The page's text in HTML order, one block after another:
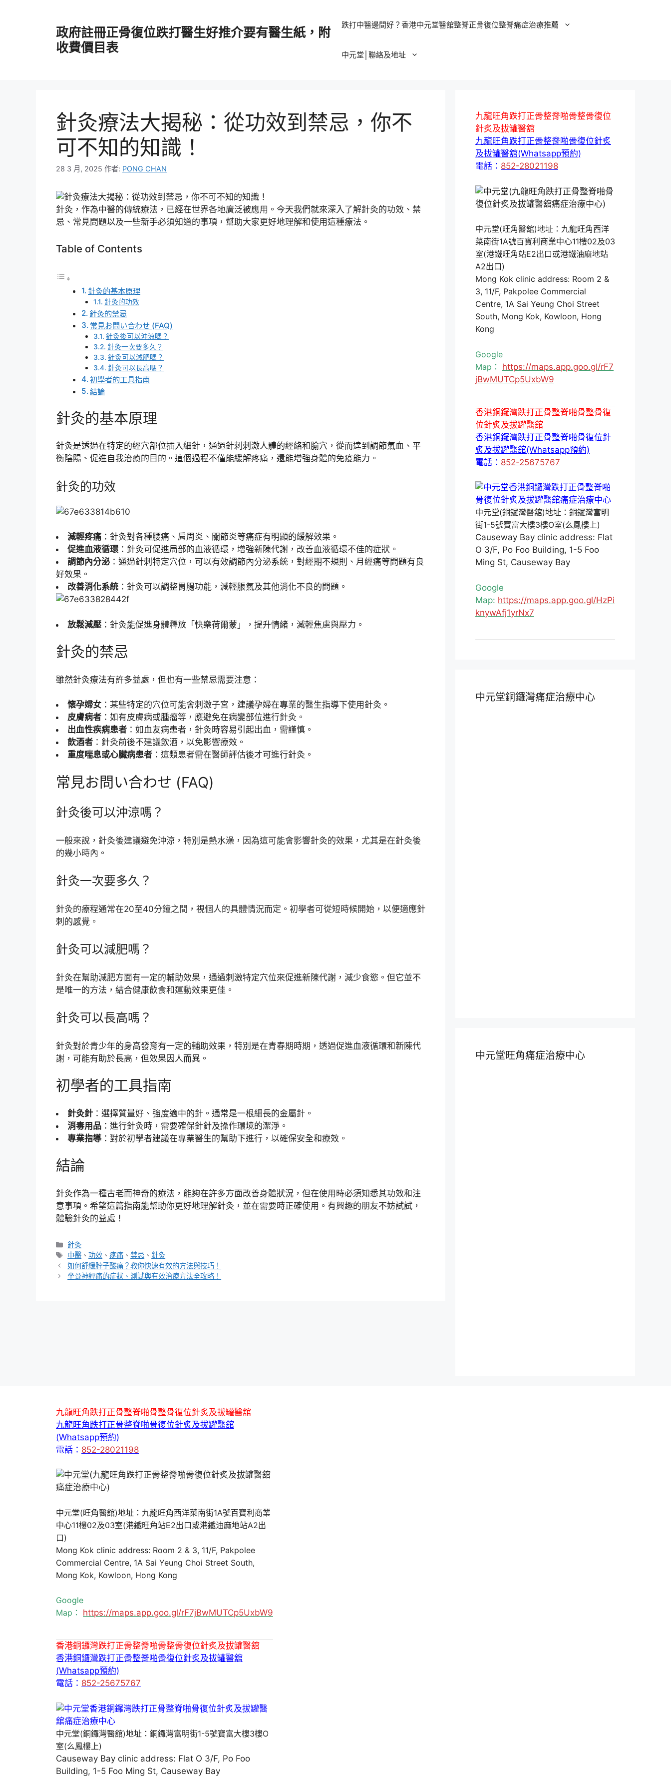
政府註冊正骨復位跌打醫生好推介要有醫生紙，附
收費價目表
跌打中醫邊間好？香港中元堂醫舘整脊正骨復位整脊痛症治療推薦
中元堂│聯絡及地址
針灸療法大揭秘：從功效到禁忌，你不
可不知的知識！
28 3 月, 2025 作者: PONG CHAN
針灸，作為中醫的傳統療法，已經在世界各地廣泛被應用。今天我們就來深入了解針灸的功效、禁
忌、常見問題以及一些新手必須知道的事項，幫助大家更好地理解和使用這種療法。
Table of Contents
針灸的基本原理
針灸的功效
針灸的禁忌
常見お問い合わせ (FAQ)
針灸後可以沖涼嗎？
針灸一次要多久？
針灸可以減肥嗎？
針灸可以長高嗎？
初學者的工具指南
結論
針灸的基本原理
針灸是透過在特定的經穴部位插入細針，通過針刺刺激人體的經絡和腧穴，從而達到調節氣血、平
衡陰陽、促進自我治癒的目的。這個過程不僅能緩解疼痛，還能增強身體的免疫能力。
針灸的功效
減輕疼痛 ：針灸對各種腰痛、肩周炎、關節炎等痛症有明顯的緩解效果。
促進血液循環 ：針灸可促進局部的血液循環，增強新陳代謝，改善血液循環不佳的症狀。
調節內分泌 ：通過針刺特定穴位，可以有效調節內分泌系統，對經期不規則、月經痛等問題有良
好效果。
改善消化系統 ：針灸可以調整胃腸功能，減輕脹氣及其他消化不良的問題。
放鬆減壓 ：針灸能促進身體釋放「快樂荷爾蒙」，提升情緒，減輕焦慮與壓力。
針灸的禁忌
雖然針灸療法有許多益處，但也有一些禁忌需要注意：
懷孕婦女 ：某些特定的穴位可能會刺激子宮，建議孕婦在專業的醫生指導下使用針灸。
皮膚病者 ：如有皮膚病或腫瘤等，應避免在病變部位進行針灸。
出血性疾病患者 ：如血友病患者，針灸時容易引起出血，需謹慎。
飲酒者 ：針灸前後不建議飲酒，以免影響療效。
重度喘息或心臟病患者 ：這類患者需在醫師評估後才可進行針灸。
常見お問い合わせ (FAQ)
針灸後可以沖涼嗎？
一般來說，針灸後建議避免沖涼，特別是熱水澡，因為這可能會影響針灸的效果，尤其是在針灸後
的幾小時內。
針灸一次要多久？
針灸的療程通常在20至40分鐘之間，視個人的具體情況而定。初學者可從短時候開始，以便適應針
刺的感覺。
針灸可以減肥嗎？
針灸在幫助減肥方面有一定的輔助效果，通過刺激特定穴位來促進新陳代謝，減少食慾。但它並不
是唯一的方法，結合健康飲食和運動效果更佳。
針灸可以長高嗎？
針灸對於青少年的身高發育有一定的輔助效果，特別是在青春期時期，透過促進血液循環和新陳代
謝，可能有助於長高，但效果因人而異。
初學者的工具指南
針灸針 ：選擇質量好、強度適中的針。通常是一根細長的金屬針。
消毒用品 ：進行針灸時，需要確保針針及操作環境的潔淨。
專業指導：對於初學者建議在專業醫生的幫助下進行，以確保安全和療效。
結論
針灸作為一種古老而神奇的療法，能夠在許多方面改善身體狀況，但在使用時必須知悉其功效和注
意事項。希望這篇指南能幫助你更好地理解針灸，並在需要時正確使用。有興趣的朋友不妨試試，
體驗針灸的益處！
分
類
針灸
標
籤
中醫 、功效 、疼痛 、禁忌 、 針灸
如何舒緩脖子酸痛？教你快速有效的方法與技巧！
坐骨神經痛的症狀、測試與有效治療方法全攻略！
九龍旺角跌打正骨整脊啪骨整骨復位
針炙及拔罐醫舘
九龍旺角跌打正骨整脊啪骨復位針炙
及拔罐醫舘(Whatsapp預約)
電話： 852-28021198
中元堂(旺角醫舘)地址：九龍旺角西洋
菜南街1A號百寶利商業中心11樓02及03
室(港鐵旺角站E2出口或港鐵油麻地站
A2出口)
Mong Kok clinic address: Room 2 &
3, 11/F, Pakpolee Commercial
Centre, 1A Sai Yeung Choi Street
South, Mong Kok, Kowloon, Hong
Kong
Google
Map： https://maps.app.goo.gl/rF7
jBwMUTCp5UxbW9
香港銅鑼灣跌打正骨整脊啪骨整骨復
位針炙及拔罐醫舘
香港銅鑼灣跌打正骨整脊啪骨復位針
炙及拔罐醫舘(Whatsapp預約)
電話： 852-25675767
中元堂(銅鑼灣醫舘)地址：銅鑼灣富明
街1-5號寶富大樓3樓O室(么鳳樓上)
Causeway Bay clinic address: Flat
O 3/F, Po Foo Building, 1-5 Foo
Ming St, Causeway Bay
Google
Map: https://maps.app.goo.gl/HzPi
knywAfj1yrNx7
中元堂銅鑼灣痛症治療中心
中元堂旺角痛症治療中心
九龍旺角跌打正骨整脊啪骨整骨復位針炙及拔罐醫舘
九龍旺角跌打正骨整脊啪骨復位針炙及拔罐醫舘
(Whatsapp預約)
電話： 852-28021198
中元堂(旺角醫舘)地址：九龍旺角西洋菜南街1A號百寶利商業
中心11樓02及03室(港鐵旺角站E2出口或港鐵油麻地站A2出
口)
Mong Kok clinic address: Room 2 & 3, 11/F, Pakpolee
Commercial Centre, 1A Sai Yeung Choi Street South,
Mong Kok, Kowloon, Hong Kong
Google
Map： https://maps.app.goo.gl/rF7jBwMUTCp5UxbW9
香港銅鑼灣跌打正骨整脊啪骨整骨復位針炙及拔罐醫舘
香港銅鑼灣跌打正骨整脊啪骨復位針炙及拔罐醫舘
(Whatsapp預約)
電話： 852-25675767
中元堂(銅鑼灣醫舘)地址：銅鑼灣富明街1-5號寶富大樓3樓O
室(么鳳樓上)
Causeway Bay clinic address: Flat O 3/F, Po Foo
Building, 1-5 Foo Ming St, Causeway Bay